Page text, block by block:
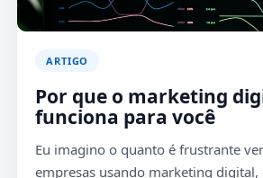
ARTIGO
Por que o marketing
funciona para você
Eu imagino o quanto é frustrante
empresas usando marketing digital,